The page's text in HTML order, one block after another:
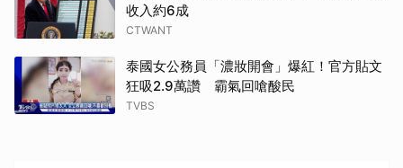
收入約6成
CTWANT
泰國女公務員「濃妝開會」爆紅！官方貼文
狂吸2.9萬讚 霸氣回嗆酸民
TVBS